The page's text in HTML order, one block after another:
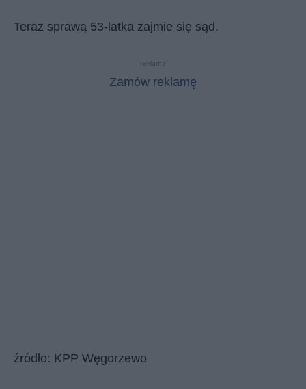
Teraz sprawą 53-latka zajmie się sąd.
reklama
Zamów reklamę
źródło: KPP Węgorzewo